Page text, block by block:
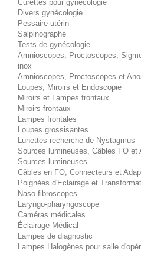
Curettes pour gynécologie
Divers gynécologie
Pessaire utérin
Salpinographe
Tests de gynécologie
Amnioscopes, Proctoscopes,
inox
Amnioscopes, Proctoscopes et
Loupes, Miroirs et Endoscopie
Miroirs et Lampes frontaux
Miroirs frontaux
Lampes frontales
Loupes grossisantes
Lunettes recherche de Nystagmus
Sources lumineuses, Câbles FO et
Sources lumineuses
Câbles en FO, Connecteurs et
Poignées d'Eclairage et
Naso-fibroscopes
Laryngo-pharyngoscope
Caméras médicales
Éclairage Médical
Lampes de diagnostic
Lampes Halogènes pour salle